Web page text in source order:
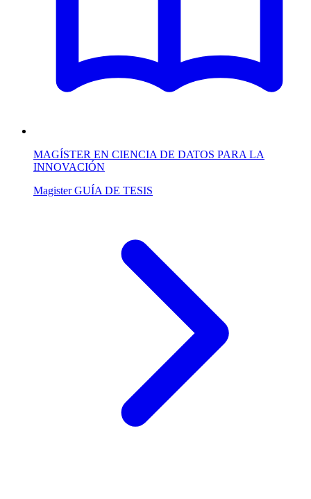
MAGÍSTER EN CIENCIA DE DATOS PARA LA
INNOVACIÓN
Magister GUÍA DE TESIS